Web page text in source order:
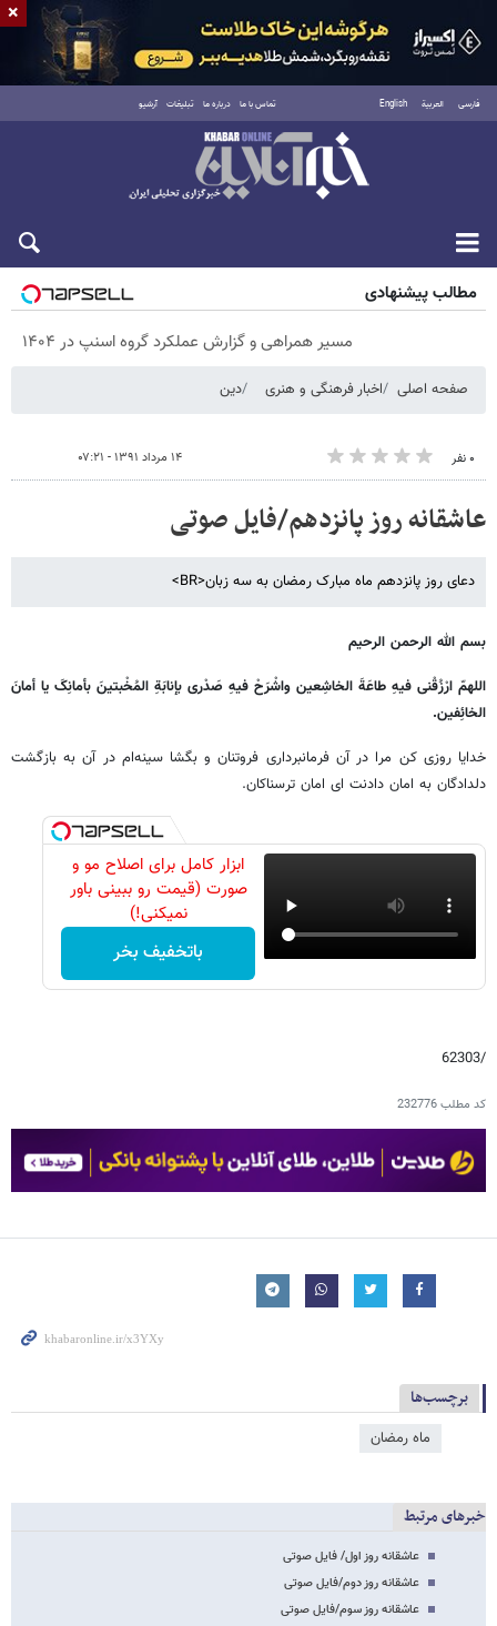
فارسی العربية English تماس با ما درباره ما تبلیغات آرشیو
پنجشنبه ۱۵ مرداد ۱۴۰۵
مطالب پیشنهادی
مسیر همراهی و گزارش عملکرد گروه اسنپ در ۱۴۰۴
صفحه اصلی اخبار فرهنگی و هنری دین
۰ نفر ۱۴ مرداد ۱۳۹۱ - ۰۷:۲۱
عاشقانه روز پانزدهم/فایل صوتی
دعاى روز پانزدهم ماه مبارک رمضان به سه زبان<BR>
بسم الله الرحمن الرحیم
اللهمّ ارْزُقْنی فیهِ طاعَةَ الخاشِعین واشْرَحْ فیهِ صَدْری بإنابَةِ المُخْبتینَ بأمانِکَ یا أمانَ
الخائِفین.
خدایا روزى کن مرا در آن فرمانبردارى فروتنان و بگشا سینه‌ام در آن به بازگشت
دلدادگان به امان دادنت اى امان ترسناکان.
ابزار کامل برای اصلاح مو و
صورت (قیمت رو ببینی باور
نمیکنی!)
باتخفیف بخر
/62303
کد مطلب232776
برچسب‌ها
ماه رمضان
خبرهای مرتبط
عاشقانه روز اول/ فایل صوتی
عاشقانه روز دوم/فایل صوتی
عاشقانه روز سوم/فایل صوتی
×